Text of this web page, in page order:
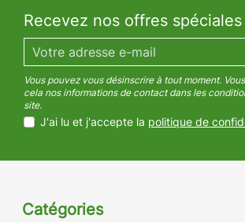
Recevez nos offres spéciales
Vous pouvez vous désinscrire à tout moment.
cela nos informations de contact dans les
site.
J'ai lu et j'accepte la politique de
Catégories